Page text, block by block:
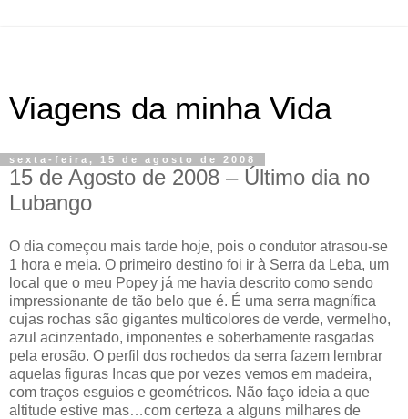
Viagens da minha Vida
sexta-feira, 15 de agosto de 2008
15 de Agosto de 2008 – Último dia no
Lubango
O dia começou mais tarde hoje, pois o condutor atrasou-se
1 hora e meia. O primeiro destino foi ir à Serra da Leba, um
local que o meu Popey já me havia descrito como sendo
impressionante de tão belo que é. É uma serra magnífica
cujas rochas são gigantes multicolores de verde, vermelho,
azul acinzentado, imponentes e soberbamente rasgadas
pela erosão. O perfil dos rochedos da serra fazem lembrar
aquelas figuras Incas que por vezes vemos em madeira,
com traços esguios e geométricos. Não faço ideia a que
altitude estive mas…com certeza a alguns milhares de